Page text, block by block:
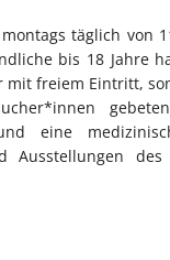
täglich von
bis 18 Jahre
mit freiem Eintritt,
eine